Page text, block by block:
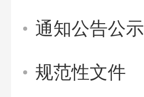
通知公告公示
规范性文件